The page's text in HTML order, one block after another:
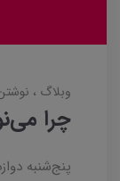
وبلاگ
چرا
پنج‌شنبه